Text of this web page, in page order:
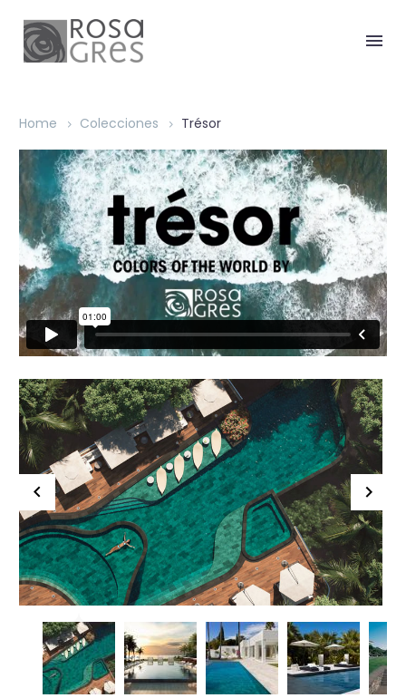
Home Colecciones Trésor